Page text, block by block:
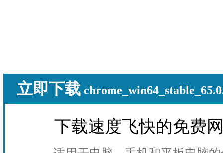
立即下载
下载速度飞快的免费